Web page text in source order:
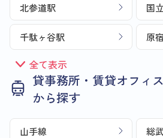
北参道駅 国
千駄ヶ谷駅 原
全て表示
貸事務所・賃貸オフィ
から探す
山手線 総